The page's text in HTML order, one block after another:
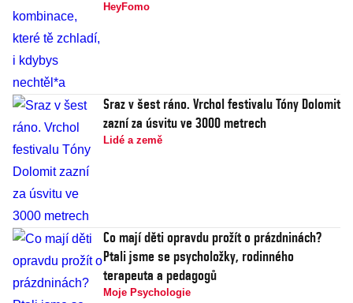
HeyFomo
Sraz v šest ráno. Vrchol festivalu Tóny Dolomit
zazní za úsvitu ve 3000 metrech
Lidé a země
Co mají děti opravdu prožít o prázdninách?
Ptali jsme se psycholožky, rodinného
terapeuta a pedagogů
Moje Psychologie